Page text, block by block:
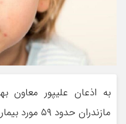
به اذعان علیپور معاون
مازندران